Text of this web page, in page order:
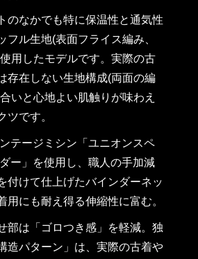
のなかでも特に保温性と通気性
フル生地(表面フライス編み、
用したモデルです。実際の古
存在しない生地構成(両面の編
いと心地よい肌触りが味わえ
ツです。
テージミシン「ユニオンスペ
ー」を使用し、職人の手加減
付けて仕上げたバインダーネッ
用にも耐え得る伸縮性に富む。
部は「ゴロつき感」を軽減。独
造パターン」は、実際の古着や